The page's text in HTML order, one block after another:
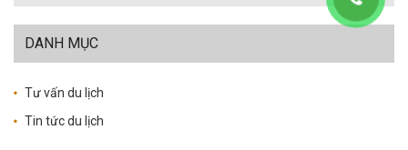
DANH MỤC
Tư vấn du lịch
Tin tức du lịch